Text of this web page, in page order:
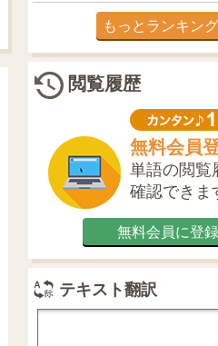
もっとランキン
閲覧履歴
無料会員
単語の閲覧
確認できま
無料会員に登
テキスト翻訳